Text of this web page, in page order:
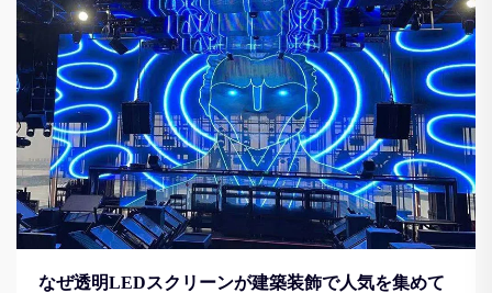
なぜ透明LEDスクリーンが建築装飾で人気を集めて